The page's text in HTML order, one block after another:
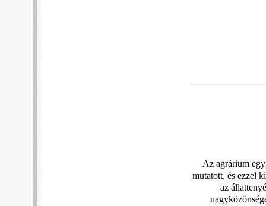
Az agrárium
mutatott, és ezzel
az